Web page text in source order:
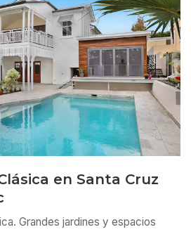
en Santa Cruz
Grandes jardines y espacios